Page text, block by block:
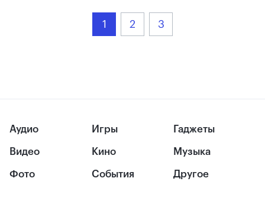
1 2 3
Аудио
Видео
Фото
Игры
Кино
События
Гаджеты
Музыка
Другое